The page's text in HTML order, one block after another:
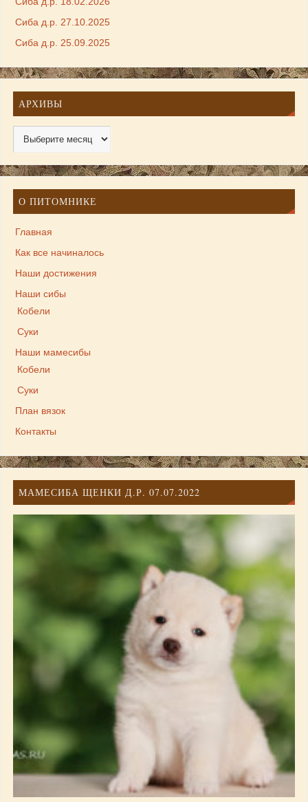
Сиба д.р. 27.10.2025
Сиба д.р. 25.09.2025
АРХИВЫ
О ПИТОМНИКЕ
Главная
Как все начиналось
Наши достижения
Наши сибы
Кобели
Суки
Наши мамесибы
Кобели
Суки
План вязок
Контакты
МАМЕСИБА ЩЕНКИ Д.Р. 07.07.2022